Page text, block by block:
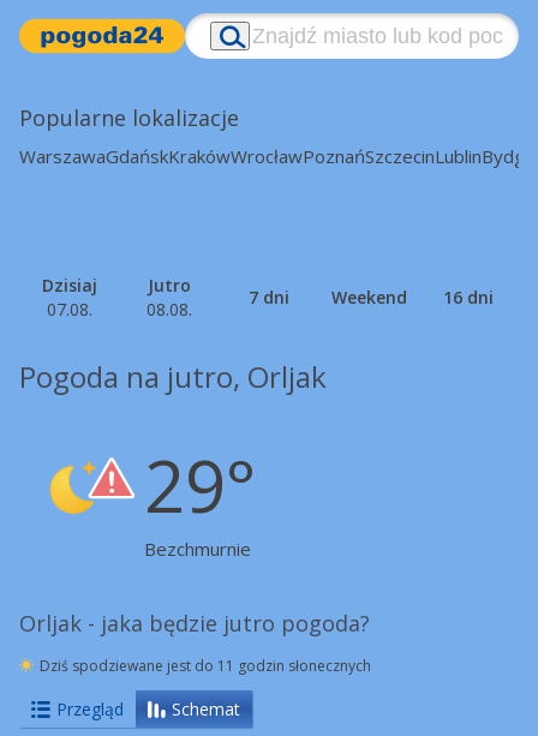
Popularne lokalizacje
WarszawaGdańskKrakówWrocławPoznańSzczecinLublin
Dzisiaj
07.08.
Jutro
08.08.
7 dni Weekend 16 dni
Pogoda na jutro, Orljak
29°
Bezchmurnie
Orljak - jaka będzie jutro pogoda?
Dziś spodziewane jest do 11 godzin słonecznych
Przegląd Schemat